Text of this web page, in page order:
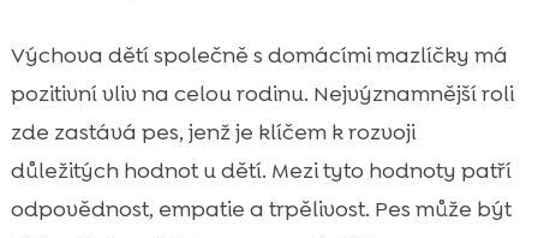
Výchova dětí společně s domácími mazlíčky má
pozitivní vliv na celou rodinu. Nejvýznamnější roli
zde zastává pes, jenž je klíčem k rozvoji
důležitých hodnot u dětí. Mezi tyto hodnoty patří
odpovědnost, empatie a trpělivost. Pes může být